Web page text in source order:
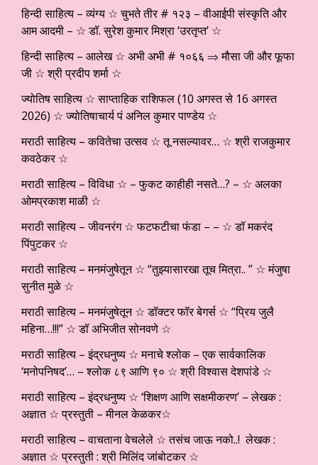
हिन्दी साहित्य – व्यंग्य ☆ चुभते तीर # १२३ – वीआईपी संस्कृति और
आम आदमी – ☆ डॉ. सुरेश कुमार मिश्रा ‘उरतृप्त’ ☆
हिन्दी साहित्य – आलेख ☆ अभी अभी # १०६६ ⇒ मौसा जी और फूफा
जी ☆ श्री प्रदीप शर्मा ☆
ज्योतिष साहित्य ☆ साप्ताहिक राशिफल (10 अगस्त से 16 अगस्त
2026) ☆ ज्योतिषाचार्य पं अनिल कुमार पाण्डेय ☆
मराठी साहित्य – कवितेचा उत्सव ☆ तू नसल्यावर… ☆ श्री राजकुमार
कवठेकर ☆
मराठी साहित्य – विविधा ☆ – फुकट काहीही नसते…? – ☆ अलका
ओमप्रकाश माळी ☆
मराठी साहित्य – जीवनरंग ☆ फटफटीचा फंडा – – ☆ डॉ मकरंद
पिंपुटकर ☆
मराठी साहित्य – मनमंजुषेतून ☆ “तुझ्यासारखा तूच मित्रा.. ” ☆ मंजुषा
सुनीत मुळे ☆
मराठी साहित्य – मनमंजुषेतून ☆ डॉक्टर फॉर बेगर्स ☆ “प्रिय जुलै
महिना…!!!” ☆ डॉ अभिजीत सोनवणे ☆
मराठी साहित्य – इंद्रधनुष्य ☆ मनाचे श्लोक – एक सार्वकालिक
‘मनोपनिषद’… – श्लोक ८९ आणि ९० ☆ श्री विश्वास देशपांडे ☆
मराठी साहित्य – इंद्रधनुष्य ☆ ‘शिक्षण आणि सक्षमीकरण’ – लेखक :
अज्ञात ☆ प्रस्तुती – मीनल केळकर☆
मराठी साहित्य – वाचताना वेचलेले ☆ तसंच जाऊ नको..! लेखक :
अज्ञात ☆ प्रस्तुती : श्री मिलिंद जांबोटकर ☆